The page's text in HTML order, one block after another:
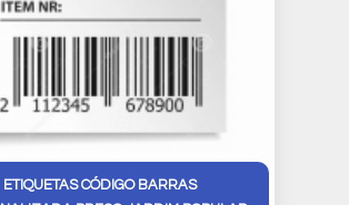
ETIQUETAS CÓDIGO BARRAS